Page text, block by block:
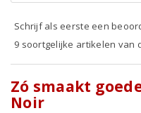
Schrijf als eerste een
9 soortgelijke artikelen van
Zó smaakt
Noir